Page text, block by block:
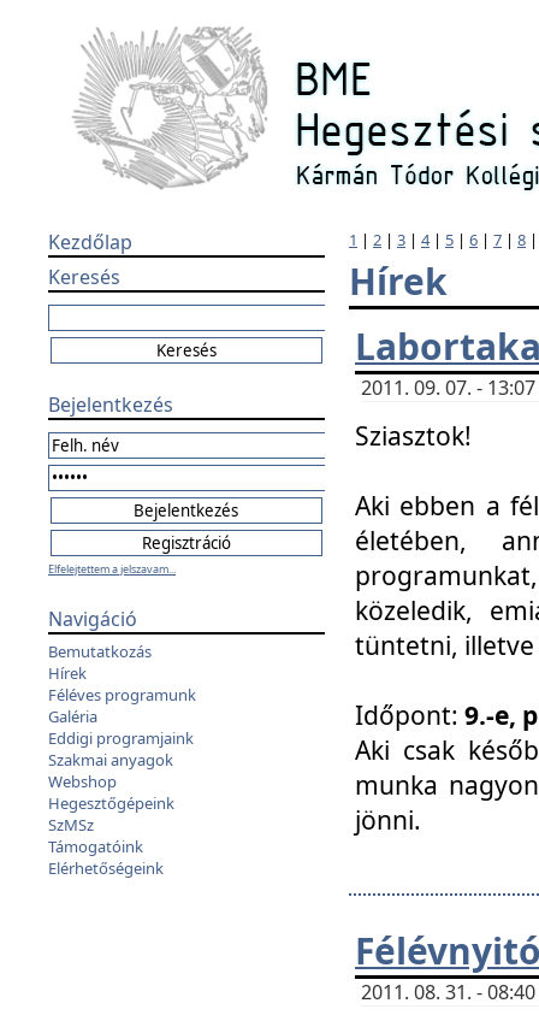
Kezdőlap
Keresés
Bejelentkezés
Elfelejtettem a jelszavam...
Navigáció
Bemutatkozás
Hírek
Féléves programunk
Galéria
Eddigi programjaink
Szakmai anyagok
Webshop
Hegesztőgépeink
SzMSz
Támogatóink
Elérhetőségeink
1 | 2 | 3 | 4| 5 | 6 | 7 | 8
Hírek
2011. 09. 07. -
Sziasztok!
Aki ebben a
életében,
közeledik,
tüntetni, illetve
Időpont: 9.-e,
Aki csak
munka
jönni.
2011. 08. 31. -